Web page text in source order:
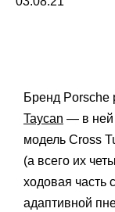
Бренд
Taycan — в ней
модель Cross
(а всего их
ходовая часть
адаптивной